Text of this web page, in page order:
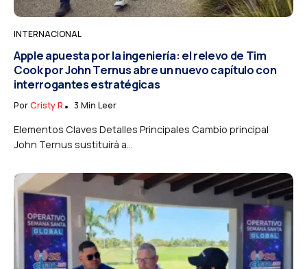
INTERNACIONAL
Apple apuesta por la ingeniería: el relevo de Tim
Cook por John Ternus abre un nuevo capítulo con
interrogantes estratégicas
PorCristy R. 3 Min Leer
Elementos Claves Detalles Principales Cambio principal
John Ternus sustituirá a...